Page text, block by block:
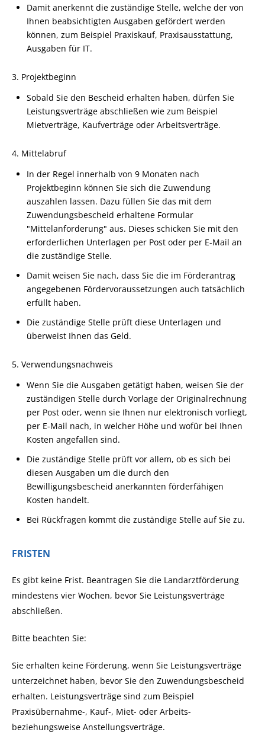
Damit anerkennt die zuständige Stelle, welche der von
Ihnen beabsichtigten Ausgaben gefördert werden
können,zum Beispiel Praxiskauf, Praxisausstattung,
Ausgaben für IT.
3. Projektbeginn
Sobald Sie den Bescheid erhalten haben,dürfen Sie
Leistungsverträge abschließen wie zum Beispiel
Mietverträge, Kaufverträge oder Arbeitsverträge.
4. Mittelabruf
In der Regel innerhalb von 9 Monaten nach
Projektbeginn können Sie sich die Zuwendung
auszahlen lassen. Dazu füllen Sie das mit dem
Zuwendungsbescheid erhaltene Formular
"Mittelanforderung" aus. Dieses schicken Sie mit den
erforderlichen Unterlagen per Post oder per E-Mail an
die zuständige Stelle.
Damit weisen Sie nach, dass Sie die im Förderantrag
angegebenen Fördervoraussetzungen auch tatsächlich
erfüllt haben.
Die zuständige Stelle prüft diese Unterlagen und
überweist Ihnen das Geld.
5. Verwendungsnachweis
Wenn Sie die Ausgaben getätigt haben, weisen Sie der
zuständigen Stelle durch Vorlage der Originalrechnung
per Post oder, wenn sie Ihnen nur elektronisch vorliegt,
per E-Mail nach, in welcher Höhe und wofür bei Ihnen
Kosten angefallen sind.
Die zuständige Stelle prüft vor allem, ob es sich bei
diesen Ausgaben um die durch den
Bewilligungsbescheid anerkannten förderfähigen
Kosten handelt.
Bei Rückfragen kommt die zuständige Stelle auf Sie zu.
FRISTEN
Es gibt keine Frist. Beantragen Sie die Landarztförderung
mindestens vier Wochen, bevor Sie Leistungsverträge
abschließen.
Bitte beachten Sie:
Sie erhalten keine Förderung, wenn Sie Leistungsverträge
unterzeichnet haben, bevor Sie den Zuwendungsbescheid
erhalten. Leistungsverträge sind zum Beispiel
Praxisübernahme-, Kauf-, Miet- oder Arbeits-
beziehungsweise Anstellungsverträge.